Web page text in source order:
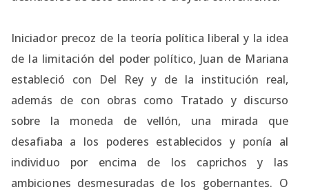
Iniciador precoz de la teoría política liberal y la idea
de la limitación del poder político, Juan de Mariana
estableció con Del Rey y de la institución real,
además de con obras como Tratado y discurso
sobre la moneda de vellón, una mirada que
desafiaba a los poderes establecidos y ponía al
individuo por encima de los caprichos y las
ambiciones desmesuradas de los gobernantes. O